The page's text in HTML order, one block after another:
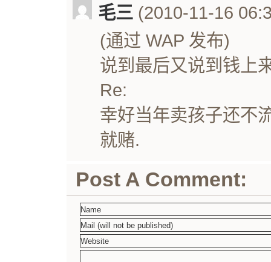
毛三 (2010-11-16
(通过 WAP 发布)
说到最后又说到钱上
Re:
幸好当年卖孩子还不
就赌.
Post A Comment: